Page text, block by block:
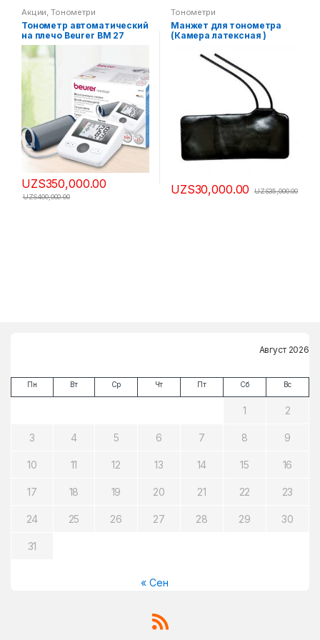
Акции,Тонометри
Тонометр автоматический
на плечо Beurer BM 27
UZS350,000.00
UZS400,000.00
Тонометри
Манжет для тонометра
(Камера латексная )
UZS30,000.00 UZS35,000.00
Август 2026
Пн Вт Ср Чт Пт Сб Вс
1 2
3 4 5 6 7 8 9
10 11 12 13 14 15 16
17 18 19 20 21 22 23
24 25 26 27 28 29 30
31
« Сен